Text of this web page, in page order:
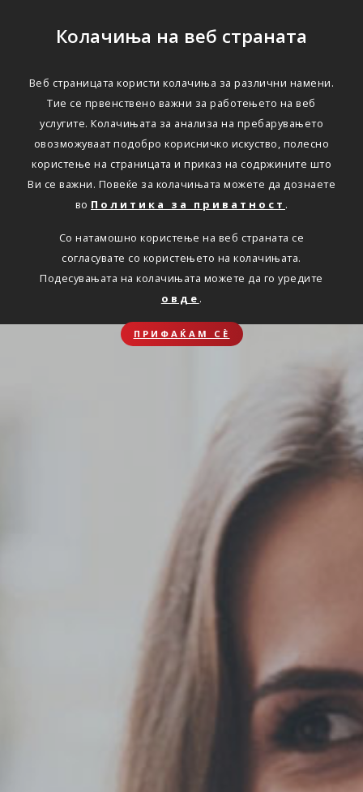
Колачиња на веб страната
Веб страницата користи колачиња за различни намени.
Тие се првенствено важни за работењето на веб
услугите. Колачињата за анализа на пребарувањето
овозможуваат подобро корисничко искуство, полесно
користење на страницата и приказ на содржините што
Ви се важни. Повеќе за колачињата можете да дознаете
во Политика за приватност .
Со натамошно користење на веб страната се
согласувате со користењето на колачињата.
Подесувањата на колачињата можете да го уредите
овде .
ПРИФАЌАМ СЀ